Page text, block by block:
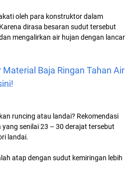
oleh para konstruktor dalam
dirasa besaran sudut tersebut
mengalirkan air hujan dengan lancar
Material Baja Ringan Tahan Air
runcing atau landai? Rekomendasi
senilai 23 – 30 derajat tersebut
landai.
atap dengan sudut kemiringan lebih